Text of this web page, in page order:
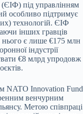
під управлінням
особливо підтримує
технологій. ЄІФ
інших гравців
є лише €175 млн
індустрії
€8 млрд упродовж
NATO Innovation Fund
венчурним
Метою співпраці